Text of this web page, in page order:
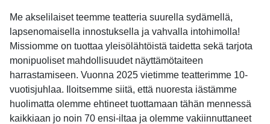
Me akselilaiset teemme teatteria suurella sydämellä,
lapsenomaisella innostuksella ja vahvalla intohimolla!
Missiomme on tuottaa yleisölähtöistä taidetta sekä tarjota
monipuoliset mahdollisuudet näyttämötaiteen
harrastamiseen. Vuonna 2025 vietimme teatterimme 10-
vuotisjuhlaa. Iloitsemme siitä, että nuoresta iästämme
huolimatta olemme ehtineet tuottamaan tähän mennessä
kaikkiaan jo noin 70 ensi-iltaa ja olemme vakiinnuttaneet